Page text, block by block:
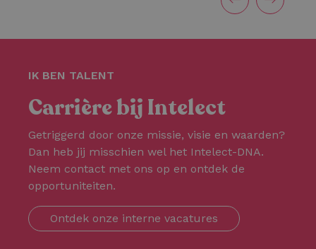
IK BEN TALENT
Carrière bij Intelect
Getriggerd door onze missie, visie en waarden?
Dan heb jij misschien wel het Intelect-DNA.
Neem contact met ons op en ontdek de
opportuniteiten.
Ontdek onze interne vacatures